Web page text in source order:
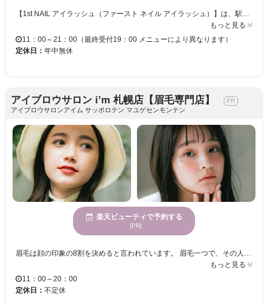
【1st NAIL アイラッシュ（ファースト ネイル アイラッシュ）】は、駅近くのプライベートまつげサロン♪店内は、西海岸風のおしゃれな内装。北海道は寒いけど、夏や海のイメージで気持ちが温かくなれる雰囲気です☆ 経験豊富なベテランアイリストが担当！ナチュラルアイもボリュームアイも、あなたらしいデザインに仕上げてくれます☆安心安全の施術なので、マツエク初心者の方にもおすすめ◎！一人ひとりへの丁寧な対応・施術に大満足間違いなし！！ あなたも【1st NAIL アイラッシュ】へ足を運んでみては？
もっと見る
11：00～21：00（最終受付19：00 メニューにより異なります）
定休日： 年中無休
アイブロウサロン i’m 札幌店【眉毛専門店】
アイブロウサロンアイム サッポロテン マユゲセンモンテン
楽天ビューティで予約する
[PR]
眉毛は顔の印象の8割を決めると言われています。 眉毛一つで、その人の雰囲気は、凛々しくもなり、優しくもなり、可愛くもなり、頼れる男らしくもなります。 私たちは、そんな重要なパーツである眉毛を、お客様の輪郭や自眉毛の特徴を活かして、似合う眉毛デザインをご提案いたします。 また、普段のメイクや、ファッション、なりたい雰囲気もお聞かせいただきながら、ご納得のいくデザインを、確かなアイブロウスキルで叶えさせて頂きます。 アイブロウデザインのエキスパートたちへ、是非一度ご相談下さい。スタッフ一同、皆様のご来店を心からお待ちしております。
もっと見る
11：00～20：00
定休日： 不定休